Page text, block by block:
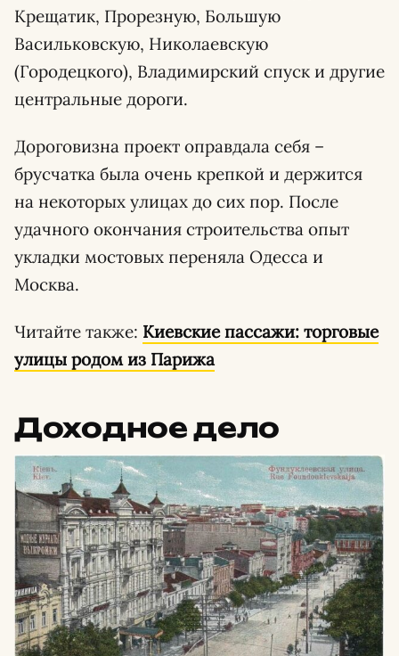
Крещатик, Прорезную, Большую
Васильковскую, Николаевскую
(Городецкого), Владимирский спуск и другие
центральные дороги.
Дороговизна проект оправдала себя –
брусчатка была очень крепкой и держится
на некоторых улицах до сих пор. После
удачного окончания строительства опыт
укладки мостовых переняла Одесса и
Москва.
Читайте также: Киевские пассажи: торговые
улицы родом из Парижа
Доходное дело